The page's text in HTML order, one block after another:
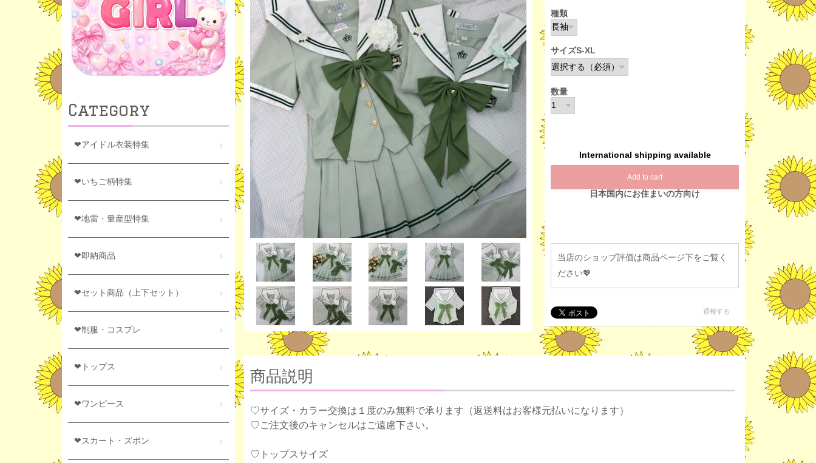
種類
サイズS-XL
数量
International shipping available
Add to cart
日本国内にお住まいの方向け
当店のショップ評価は商品ページ下をご覧く
ださい💖
通報する
商品説明
♡サイズ・カラー交換は１度のみ無料で承ります（返送料はお客様元払いになります）
♡ご注文後のキャンセルはご遠慮下さい。
♡トップスサイズ
Category
❤アイドル衣装特集
❤いちご柄特集
❤地雷・量産型特集
❤即納商品
❤セット商品（上下セット）
❤制服・コスプレ
❤トップス
❤ワンピース
❤スカート・ズボン